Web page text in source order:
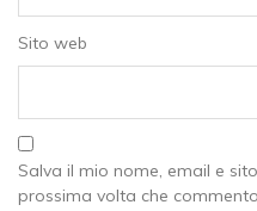
Sito web
Salva il mio nome, email e
prossima volta che commento.